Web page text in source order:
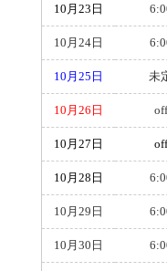
10月23日
10月24日
10月25日 未
10月26日 off
10月27日 off
10月28日
10月29日
10月30日